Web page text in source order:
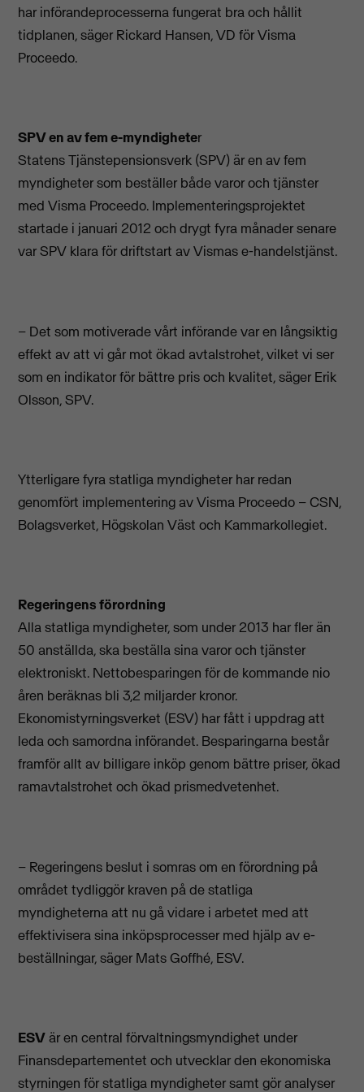
har införandeprocesserna fungerat bra och hållit
tidplanen, säger Rickard Hansen, VD för Visma
Proceedo.
SPV en av fem e-myndigheter
Statens Tjänstepensionsverk (SPV) är en av fem
myndigheter som beställer både varor och tjänster
med Visma Proceedo. Implementeringsprojektet
startade i januari 2012 och drygt fyra månader senare
var SPV klara för driftstart av Vismas e-handelstjänst.
– Det som motiverade vårt införande var en långsiktig
effekt av att vi går mot ökad avtalstrohet, vilket vi ser
som en indikator för bättre pris och kvalitet, säger Erik
Olsson, SPV.
Ytterligare fyra statliga myndigheter har redan
genomfört implementering av Visma Proceedo – CSN,
Bolagsverket, Högskolan Väst och Kammarkollegiet.
Regeringens förordning
Alla statliga myndigheter, som under 2013 har fler än
50 anställda, ska beställa sina varor och tjänster
elektroniskt. Nettobesparingen för de kommande nio
åren beräknas bli 3,2 miljarder kronor.
Ekonomistyrningsverket (ESV) har fått i uppdrag att
leda och samordna införandet. Besparingarna består
framför allt av billigare inköp genom bättre priser, ökad
ramavtalstrohet och ökad prismedvetenhet.
– Regeringens beslut i somras om en förordning på
området tydliggör kraven på de statliga
myndigheterna att nu gå vidare i arbetet med att
effektivisera sina inköpsprocesser med hjälp av e-
beställningar, säger Mats Goffhé, ESV.
ESVär en central förvaltningsmyndighet under
Finansdepartementet och utvecklar den ekonomiska
styrningen för statliga myndigheter samt gör analyser